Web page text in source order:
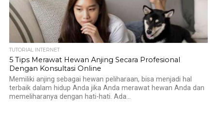
TUTORIAL INTERNET
5 Tips Merawat Hewan Anjing Secara Profesional
Dengan Konsultasi Online
Memiliki anjing sebagai hewan peliharaan, bisa menjadi hal
terbaik dalam hidup Anda jika Anda merawat hewan Anda dan
memeliharanya dengan hati-hati. Ada...